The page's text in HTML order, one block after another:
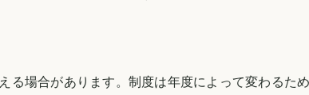
る場合があります。制度は年度によって変わるた